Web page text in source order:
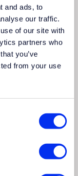
and ads, to
our traffic.
of our site with
partners who
you’ve
from your use
in the form